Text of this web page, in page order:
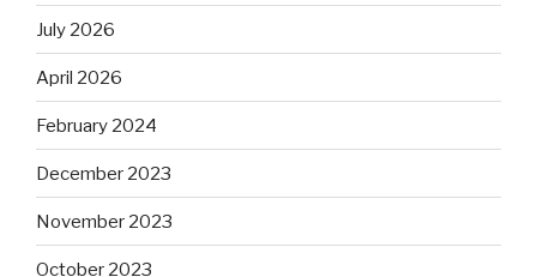
July 2026
April 2026
February 2024
December 2023
November 2023
October 2023